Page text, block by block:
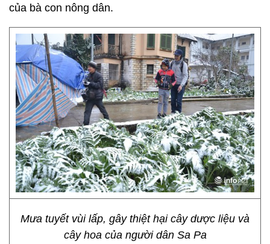
của bà con nông dân.
Mưa tuyết vùi lấp, gây thiệt hại cây dược liệu và
cây hoa của người dân Sa Pa